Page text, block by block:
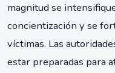
magnitud se
concientización y se
víctimas. Las
estar preparadas para